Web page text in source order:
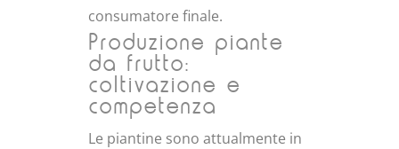
consumatore finale.
Produzione piante
da frutto:
coltivazione e
competenza
Le piantine sono attualmente in